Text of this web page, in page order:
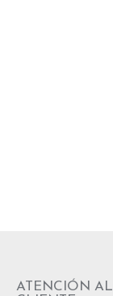
ATENCIÓN AL